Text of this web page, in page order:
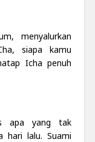
menyalurkan
siapa kamu
Icha penuh
apa yang tak
hari lalu. Suami